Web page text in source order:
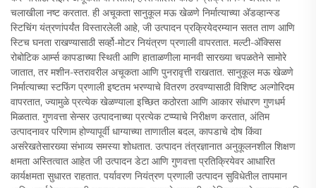
चलाखीला नष्ट करतात. ही अचूकता सानुकूल मऊ खेळणे निर्मात्याच्या अ‍ॅडव्हान्स्ड
स्टिचिंग यंत्रणांपर्यंत विस्तारलेली आहे, जी उत्पादन प्रक्रियेदरम्यान सतत ताण आणि
स्टिच घनता राखण्यासाठी सर्व्हो-मोटर नियंत्रण प्रणाली वापरतात. मल्टी-ॲक्सिस
रोबोटिक आर्म्स कापडाच्या स्थिती आणि हाताळणीला मानवी सारख्या चपळतेने सामोरे
जातात, तर मशीन-स्तरावरील अचूकता आणि पुनरावृत्ती राखतात. सानुकूल मऊ खेळणे
निर्मात्याच्या स्टफिंग प्रणाली इष्टतम भरण्याचे वितरण ठरवण्यासाठी विशिष्ट अल्गोरिदम
वापरतात, ज्यामुळे प्रत्येक खेळण्याला इच्छित कठोरता आणि आकार संधारण गुणधर्म
मिळतात. गुणवत्ता सेन्सर उत्पादनाच्या प्रत्येक टप्प्याचे निरीक्षण करतात, अंतिम
उत्पादनावर परिणाम होण्यापूर्वी धाग्याच्या ताणातील बदल, कापडाचे दोष किंवा
असंरेखतेसारख्या संभाव्य समस्या शोधतात. उत्पादन तंत्रज्ञानात अनुकूलनशील शिक्षण
क्षमता अस्तित्वात आहेत जी उत्पादन डेटा आणि गुणवत्ता प्रतिक्रियेवर आधारित
कार्यक्षमता सुधारत राहतात. पर्यावरण नियंत्रण प्रणाली उत्पादन सुविधेतील तापमान